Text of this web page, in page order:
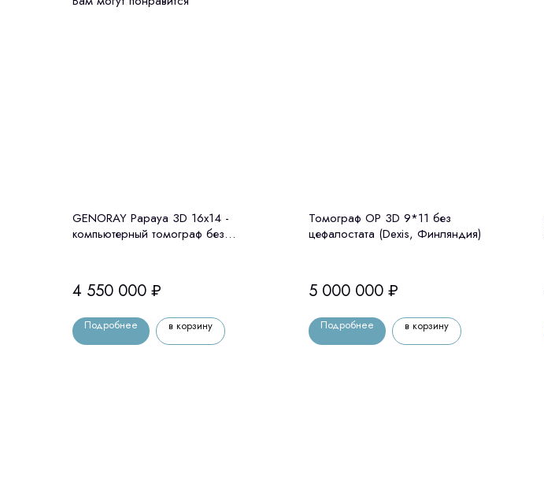
GENORAY Papaya 3D 16x14 -
компьютерный томограф без
4 550 000 ₽
Подробнее в корзину
Томограф OP 3D 9*11 без
цефалостата (Dexis, Финляндия)
5 000 000 ₽
Подробнее в корзину